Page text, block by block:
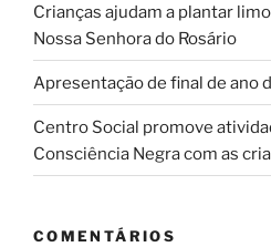
Crianças ajudam a plantar
Nossa Senhora do Rosário
Apresentação de final de ano
Centro Social promove
Consciência Negra com as
COMENTÁRIOS